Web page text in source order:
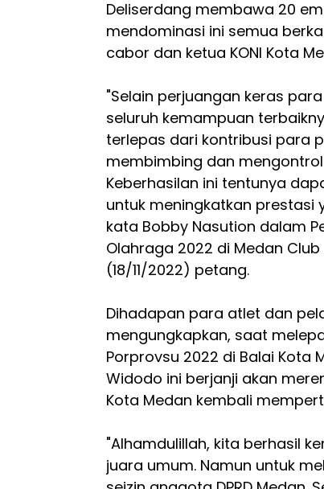
Deliserdang membawa 20
mendominasi ini semua
cabor dan ketua KONI Kota
"Selain perjuangan keras
seluruh kemampuan
terlepas dari kontribusi para
membimbing dan
Keberhasilan ini tentunya
untuk meningkatkan prestasi
kata Bobby Nasution dalam
Olahraga 2022 di Medan
(18/11/2022) petang.
Dihadapan para atlet dan
mengungkapkan, saat
Porprovsu 2022 di Balai Kota
Widodo ini berjanji akan
Kota Medan kembali
"Alhamdulillah, kita berhasil
juara umum. Namun untuk